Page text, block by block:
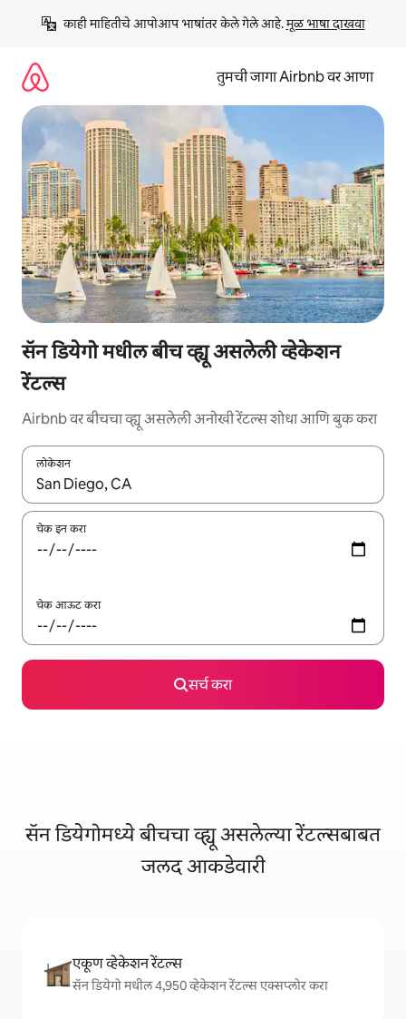
काही माहितीचे आपोआप भाषांतर केले गेले आहे. मूळ भाषा दाखवा
तुमची जागा Airbnb वर आणा
सॅन डियेगो मधील बीच व्ह्यू असलेली व्हेकेशन
रेंटल्स
Airbnb वर बीचचा व्ह्यू असलेली अनोखी रेंटल्स शोधा आणि बुक करा
लोकेशन
जेव्हा परिणाम उपलब्ध असतील, तेव्हा वरच्या आणि खाली बाणांच्या किजसह
चेक इन करा
चेक आऊट करा
सर्च करा
सॅन डियेगोमध्ये बीचचा व्ह्यू असलेल्या रेंटल्सबाबत
जलद आकडेवारी
एकूण व्हेकेशन रेंटल्स
सॅन डियेगो मधील 4,950 व्हेकेशन रेंटल्स एक्सप्लोर करा